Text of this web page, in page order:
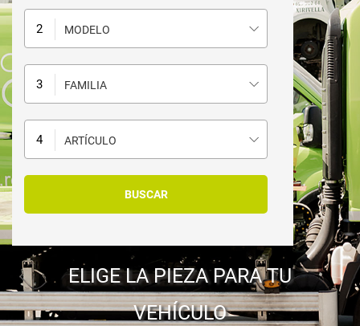
MODELO
FAMILIA
ARTÍCULO
ELIGE LA PIEZA PARA TU
VEHÍCULO